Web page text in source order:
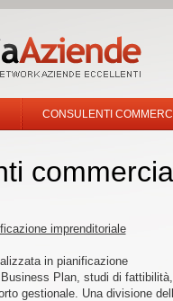
CONSULENTI
imprenditoriale
in pianificazione
Plan, studi di fattibilità,
gestionale. Una divisione